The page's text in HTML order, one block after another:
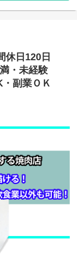
・消毒液常時設
は毎月１回のミー
電話で情報共有し
就労規則があり有
は労働通知書を作成
与されます。また
で早上がり等もあ
談OK
片付け・会計 など）
から、店舗マネジ
。当店は海外のお
。英語・中国語・
題はありません
ある強みを生かし
で働いて頂ける場
ジナルあぶり牧場タ
時間未満！繁忙期の
なさです。
ご相談ください
100％消化OK)
休日120日
・未経験
副業ＯＫ